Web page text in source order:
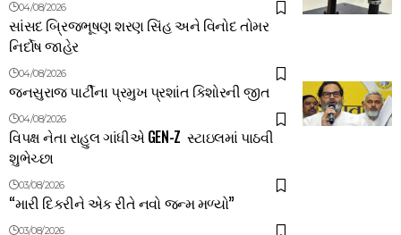
04/08/2026
સાંસદ બ્રિજભૂષણ શરણ સિંહ અને વિનોદ તોમર
નિર્દોષ જાહેર
04/08/2026
જનસુરાજ પાર્ટીના પ્રમુખ પ્રશાંત કિશોરની જીત
04/08/2026
વિપક્ષ નેતા રાહુલ ગાંધીએ GEN-Z સ્ટાઇલમાં પાઠવી
શુભેચ્છા
03/08/2026
“મારી દિકરીને એક રીતે નવો જન્મ મળ્યો”
03/08/2026